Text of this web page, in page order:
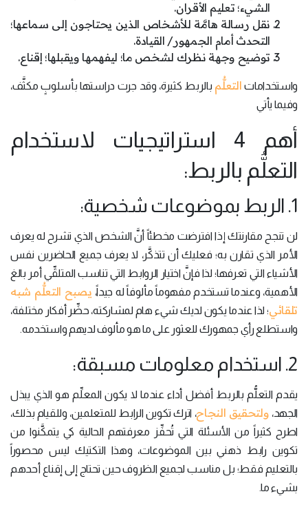
الشيء؛ تعليم الأقران.
نقل رسالة هامَّة للأشخاص الذين يحتاجون إلى سماعها؛
التحدث أمام الجمهور/ القيادة.
توضيح وجهة نظرك لشخص ما؛ ليفهمها ويقبلها؛ إقناع.
واستخدامات التعلُّم بالربط كثيرة، وقد جرت دراستها بأسلوبٍ مكثَّف،
وفيما يأتي
أهم 4 استراتيجيات لاستخدام
التعلُّم بالربط:
1. الربط بموضوعات شخصية:
لن تنجح مقارنتك إذا افترضت مخطئاً أنَّ الشخص الذي تشرح له يعرف
الأمر الذي تقارن به؛ فعليك أن تتذكَّر، لا يعرف جميع الحاضرين نفس
الأشياء التي تعرفها؛ لذا فإنَّ اختيار الروابط التي تناسب المتلقِّي أمر بالغ
الأهمية، وعندما تستخدم مفهوماً مألوفاً له جيداً، يصبح التعلُّم شبه
تلقائي؛ لذا عندما يكون لديك شيء هام لمشاركته، حضِّر أفكار مختلفة،
واستطلع رأي جمهورك للعثور على ما هو مألوف لديهم واستخدمه.
2. استخدام معلومات مسبقة:
يقدم التعلُّم بالربط أفضل أداء عندما لا يكون المعلِّم هو الذي يبذل
الجهد، ولتحقيق النجاح، اترك تكوين الرابط للمتعلمين، وللقيام بذلك،
اطرح كثيراً من الأسئلة التي تُحفِّز معرفتهم الحالية كي يتمكَّنوا من
تكوين رابط ذهني بين الموضوعات، وهذا التكتيك ليس محصوراً
بالتعليم فقط؛ بل مناسب لجميع الظروف حين تحتاج إلى إقناع أحدهم
بشيء ما.